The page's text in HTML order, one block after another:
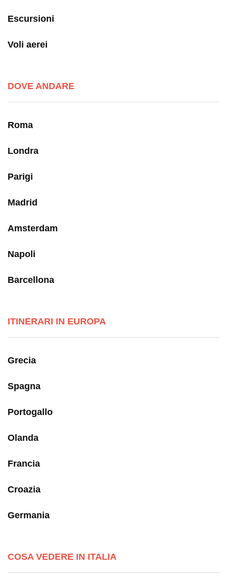
Escursioni
Voli aerei
DOVE ANDARE
Roma
Londra
Parigi
Madrid
Amsterdam
Napoli
Barcellona
ITINERARI IN EUROPA
Grecia
Spagna
Portogallo
Olanda
Francia
Croazia
Germania
COSA VEDERE IN ITALIA